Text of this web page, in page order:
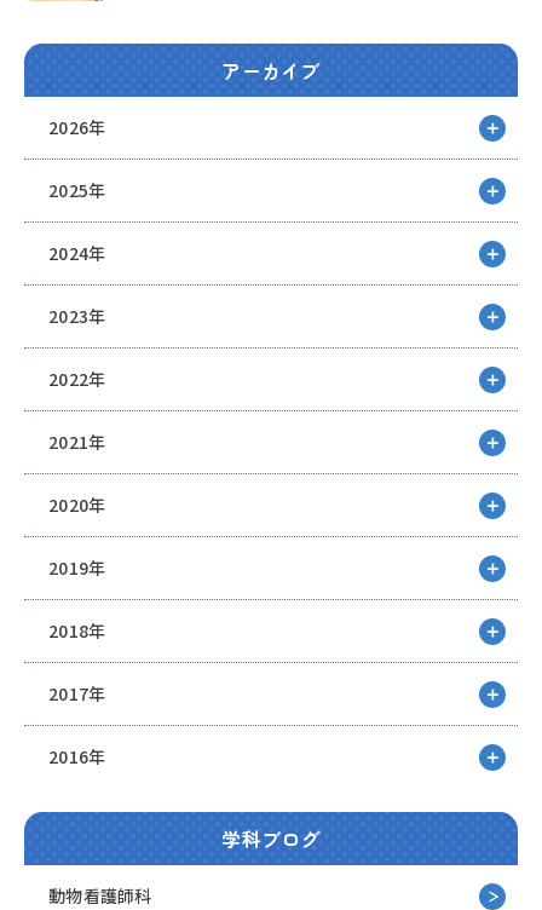
アーカイブ
2026年
2025年
2024年
2023年
2022年
2021年
2020年
2019年
2018年
2017年
2016年
学科ブログ
動物看護師科